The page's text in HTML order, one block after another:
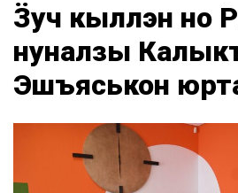
Ӟуч кыллэн но
нуналзы
Эшъяськон